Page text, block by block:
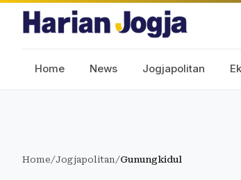
Home News Jogjapolitan
Home/Jogjapolitan/Gunungkidul